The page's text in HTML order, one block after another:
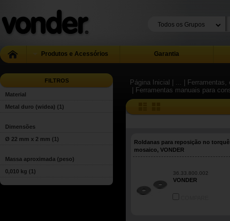
Produtos e Acessórios Garantia
FILTROS
Material
Metal duro (widea) (1)
Dimensões
Ø 22 mm x 2 mm (1)
Massa aproximada (peso)
0,010 kg (1)
Página Inicial | ...
|
| Ferramentas manuais para
Roldanas para reposição no
mosaico, VONDER
36.33.800.002
VONDER